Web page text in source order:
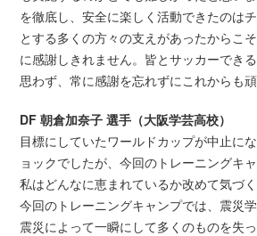
を徹底し、安全に楽しく活動できたのは
とする多くの方々の支えがあったからこ
に感謝しきれません。皆とサッカーでき
思わず、常に感謝を忘れずにこれからも頑
DF 朝倉加奈子 選手（大阪学芸高校）
目標にしていたワールドカップが中止に
ョックでしたが、今回のトレーニングキ
私はどんなに恵まれているか改めて気づく
今回のトレーニングキャンプでは、震災
震災によって一瞬にして多くのものを失